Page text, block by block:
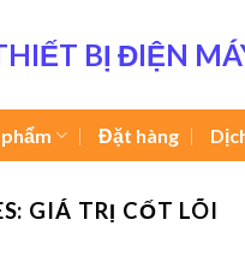
BỊ ĐIỆN
phẩm Đặt hàng
GIÁ TRỊ CỐT LÕI